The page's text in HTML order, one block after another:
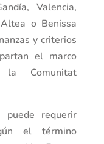
Valencia,
o Benissa
y criterios
el marco
la Comunitat
requerir
el término